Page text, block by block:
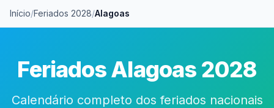
Início/Feriados 2028/Alagoas
Feriados Alagoas 2028
Calendário completo dos feriados nacionais